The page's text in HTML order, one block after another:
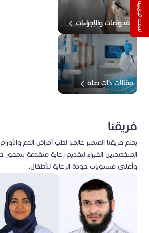
الفحوصات والإجراءات
مقالات ذات صلة
فريقنا
يضم فريقنا المتميز عالميا لطب أمراض الدم
المتخصصين الخبراء لتقديم رعاية متقدمة تتمحور
وأعلى مستويات جودة الرعاية للأطفال.
نسخة تجريبية